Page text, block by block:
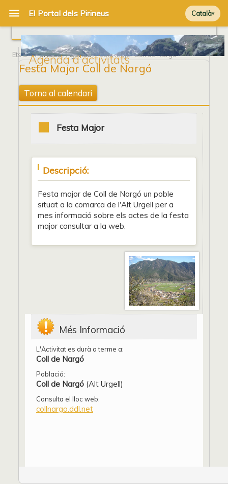
Català
Agenda d'activitats
Ets a Portada/Agenda/ Festa Major Coll de Nargó
Festa Major Coll de Nargó
Torna al calendari
Festa Major
Descripció:
Festa major de Coll de Nargó un poble
situat a la comarca de l'Alt Urgell per a
mes informació sobre els actes de la festa
major consultar a la web.
Més Informació
L'Activitat es durà a terme a:
Coll de Nargó
Població:
Coll de Nargó (Alt Urgell)
Consulta el lloc web:
collnargo.ddl.net